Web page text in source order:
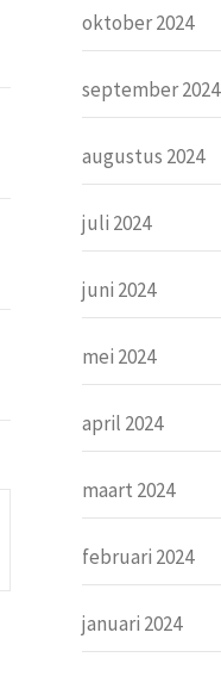
oktober 2024
september 2024
augustus 2024
juli 2024
juni 2024
mei 2024
april 2024
maart 2024
februari 2024
januari 2024